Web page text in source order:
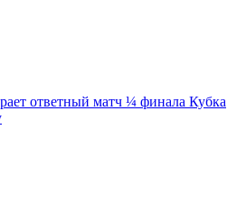
ответный матч ¼ финала Кубка